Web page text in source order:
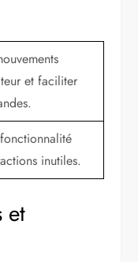
et faciliter
inutiles.
et